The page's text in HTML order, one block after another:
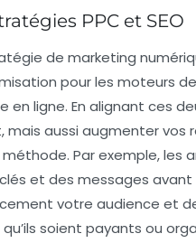
PPC et SEO
de marketing
pour les moteurs
en ligne. En alignant ces
aussi augmenter vos
Par exemple, les
et des messages avant
votre audience et
soient payants ou